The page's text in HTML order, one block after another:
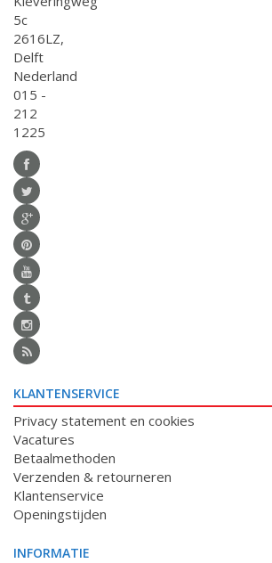
5c
2616LZ,
Delft
Nederland
015 -
212
1225
KLANTENSERVICE
Privacy statement en cookies
Vacatures
Betaalmethoden
Verzenden & retourneren
Klantenservice
Openingstijden
INFORMATIE